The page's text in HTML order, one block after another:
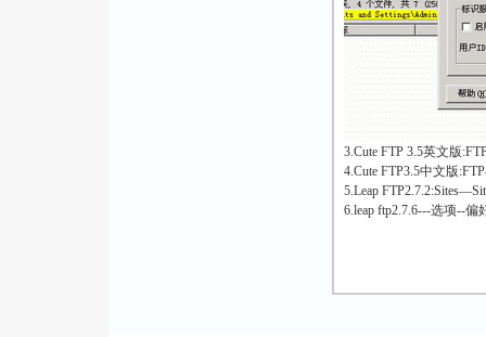
3.Cute FTP 3.5英文版
4.Cute FTP3.5中文版
5.Leap
6.leap ftp2.7.6---选项--